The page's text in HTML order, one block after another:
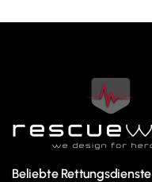
Beliebte